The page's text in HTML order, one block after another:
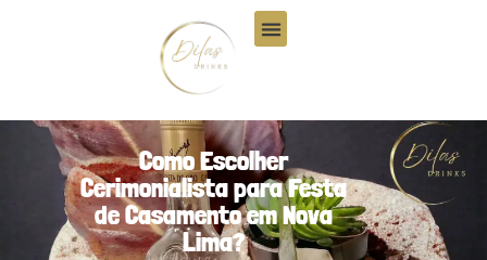
Como Escolher
Cerimonialista para Festa
de Casamento em Nova
Lima?